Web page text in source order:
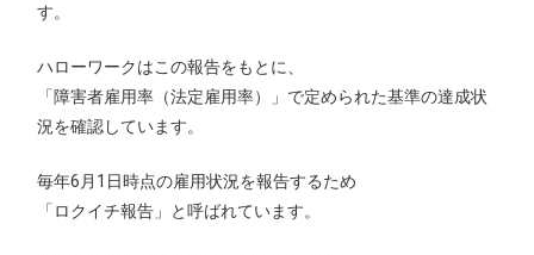
す。
ハローワークはこの報告をもとに、
「障害者雇用率（法定雇用率）」で定められた基準の達成状
況を確認しています。
毎年6月1日時点の雇用状況を報告するため
「ロクイチ報告」と呼ばれています。